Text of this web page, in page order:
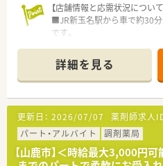
【店舗情報と応需状況について
■JR新玉名駅から車で約30
です。
7名体制で勤務しています。
■二次救急指定を受けている
キルアップできます。
【募集背景と求める人物像に
■欠員補充のための募集でチ
方を求めています。
■経験を問わず幅広い業務に
います。
詳細を見る
更新日： 2026/07/07 薬剤師求人ID
パート・アルバイト
調剤薬局
【山鹿市】＜時給最大3,000円